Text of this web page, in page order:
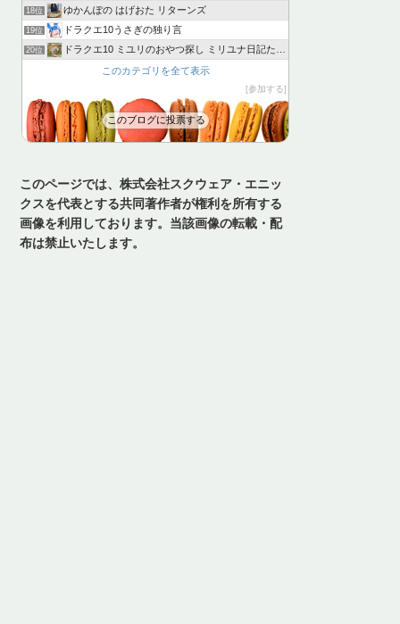
18位 ゆかんぽの はげおた リターンズ
19位 ドラクエ10うさぎの独り言
20位 ドラクエ10 ミユリのおやつ探し ミリユナ日記たまにリオ
このカテゴリを全て表示
参加する
このブログに投票する
このページでは、株式会社スクウェア・エニッ
クスを代表とする共同著作者が権利を所有する
画像を利用しております。当該画像の転載・配
布は禁止いたします。